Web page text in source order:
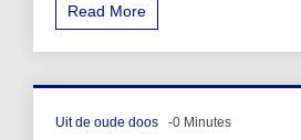
Read More
Uit de oude doos -0 Minutes